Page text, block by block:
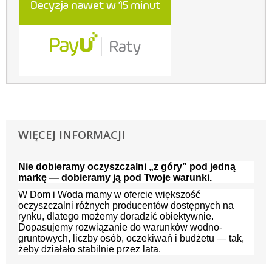
WIĘCEJ INFORMACJI
Nie dobieramy oczyszczalni „z góry” pod jedną
markę — dobieramy ją pod Twoje warunki.
W Dom i Woda mamy w ofercie większość
oczyszczalni różnych producentów dostępnych na
rynku, dlatego możemy doradzić obiektywnie.
Dopasujemy rozwiązanie do warunków wodno-
gruntowych, liczby osób, oczekiwań i budżetu — tak,
żeby działało stabilnie przez lata.